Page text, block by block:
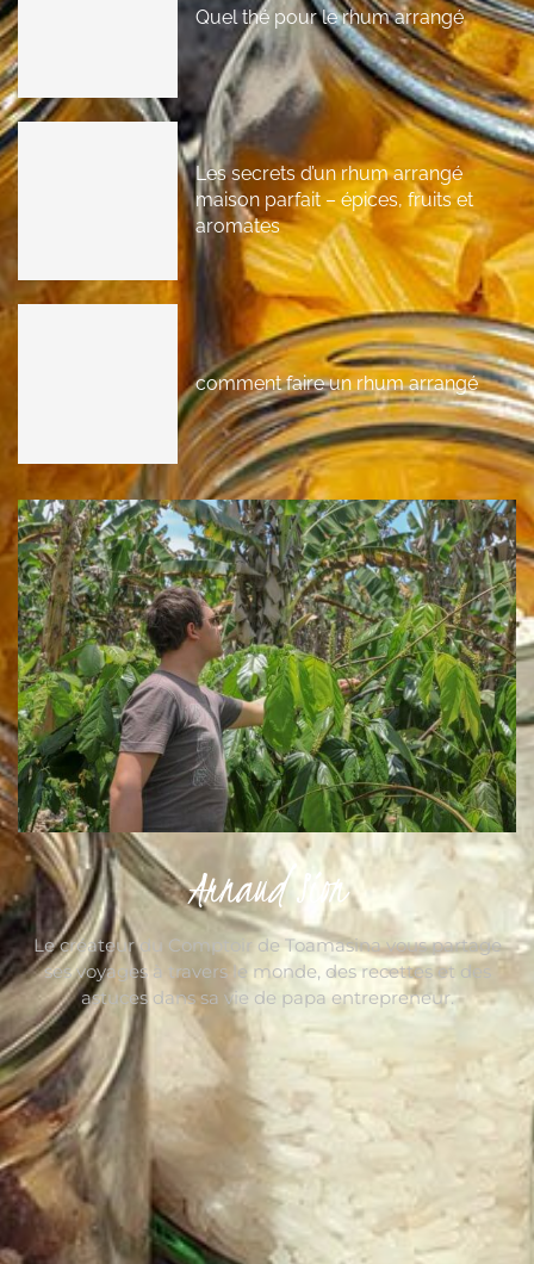
Quel thé pour le rhum arrangé
Les secrets d’un rhum arrangé
maison parfait – épices, fruits et
aromates
comment faire un rhum arrangé
Arnaud Sion
Le créateur du Comptoir de Toamasina vous partage
ses voyages à travers le monde, des recettes et des
astuces dans sa vie de papa entrepreneur.